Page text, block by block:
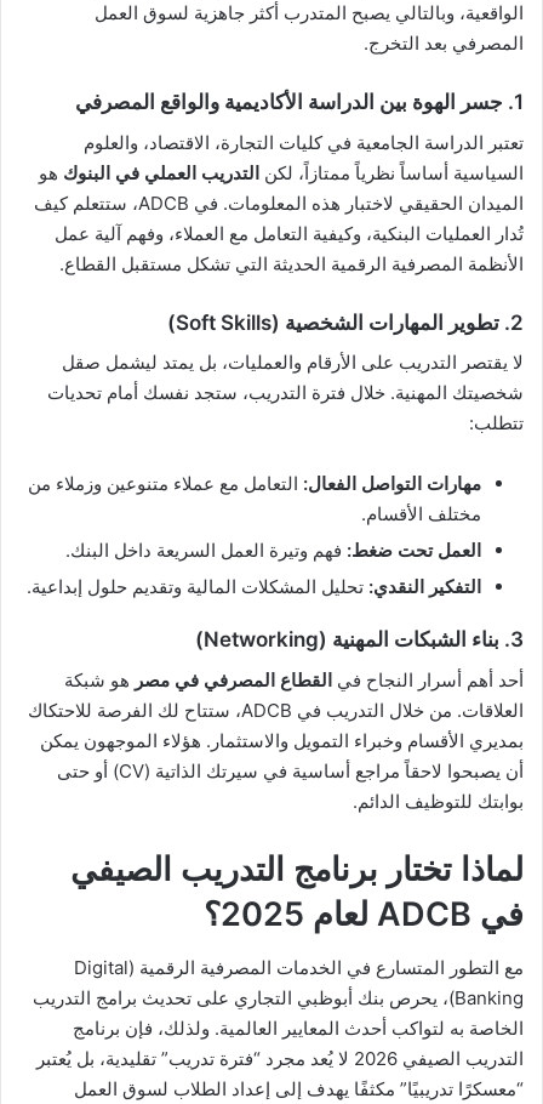
الواقعية، وبالتالي يصبح المتدرب أكثر جاهزية لسوق العمل
المصرفي بعد التخرج.
1. جسر الهوة بين الدراسة الأكاديمية والواقع المصرفي
تعتبر الدراسة الجامعية في كليات التجارة، الاقتصاد، والعلوم
السياسية أساساً نظرياً ممتازاً، لكن التدريب العملي في البنوك هو
الميدان الحقيقي لاختبار هذه المعلومات. في ADCB، ستتعلم كيف
تُدار العمليات البنكية، وكيفية التعامل مع العملاء، وفهم آلية عمل
الأنظمة المصرفية الرقمية الحديثة التي تشكل مستقبل القطاع.
2. تطوير المهارات الشخصية (Soft Skills)
لا يقتصر التدريب على الأرقام والعمليات، بل يمتد ليشمل صقل
شخصيتك المهنية. خلال فترة التدريب، ستجد نفسك أمام تحديات
تتطلب:
مهارات التواصل الفعال: التعامل مع عملاء متنوعين وزملاء من
مختلف الأقسام.
العمل تحت ضغط: فهم وتيرة العمل السريعة داخل البنك.
التفكير النقدي: تحليل المشكلات المالية وتقديم حلول إبداعية.
3. بناء الشبكات المهنية (Networking)
أحد أهم أسرار النجاح في القطاع المصرفي في مصر هو شبكة
العلاقات. من خلال التدريب في ADCB، ستتاح لك الفرصة للاحتكاك
بمديري الأقسام وخبراء التمويل والاستثمار. هؤلاء الموجهون يمكن
أن يصبحوا لاحقاً مراجع أساسية في سيرتك الذاتية (CV) أو حتى
بوابتك للتوظيف الدائم.
لماذا تختار برنامج التدريب الصيفي
في ADCB لعام 2025؟
مع التطور المتسارع في الخدمات المصرفية الرقمية (Digital
Banking)، يحرص بنك أبوظبي التجاري على تحديث برامج التدريب
الخاصة به لتواكب أحدث المعايير العالمية. ولذلك، فإن برنامج
التدريب الصيفي 2026 لا يُعد مجرد “فترة تدريب” تقليدية، بل يُعتبر
“معسكرًا تدريبيًا” مكثفًا يهدف إلى إعداد الطلاب لسوق العمل